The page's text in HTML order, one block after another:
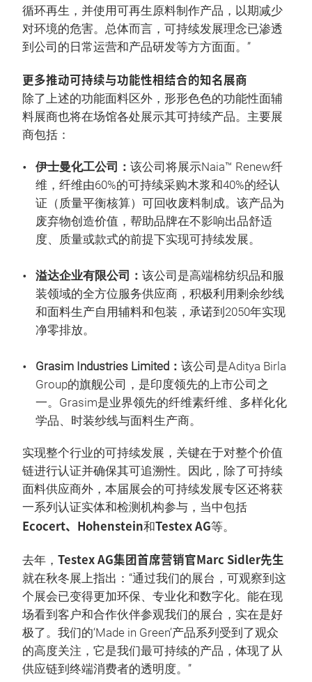
循环再生，并使用可再生原料制作产品，以期减少
对环境的危害。总体而言，可持续发展理念已渗透
到公司的日常运营和产品研发等方方面面。”
更多推动可持续与功能性相结合的知名展商
除了上述的功能面料区外，形形色色的功能性面辅
料展商也将在场馆各处展示其可持续产品。主要展
商包括：
伊士曼化工公司： 该公司将展示Naia™ Renew纤
维，纤维由60%的可持续采购木浆和40%的经认
证（质量平衡核算）可回收废料制成。该产品为
废弃物创造价值，帮助品牌在不影响出品舒适
度、质量或款式的前提下实现可持续发展。
溢达企业有限公司： 该公司是高端棉纺织品和服
装领域的全方位服务供应商，积极利用剩余纱线
和面料生产自用辅料和包装，承诺到2050年实现
净零排放。
Grasim Industries Limited： 该公司是Aditya Birla
Group的旗舰公司，是印度领先的上市公司之
一。Grasim是业界领先的纤维素纤维、多样化化
学品、时装纱线与面料生产商。
实现整个行业的可持续发展，关键在于对整个价值
链进行认证并确保其可追溯性。因此，除了可持续
面料供应商外，本届展会的可持续发展专区还将获
一系列认证实体和检测机构参与，当中包括
Ecocert、Hohenstein和Testex AG等。
去年， Testex AG集团首席营销官Marc Sidler先生
就在秋冬展上指出：“通过我们的展台，可观察到这
个展会已变得更加环保、专业化和数字化。能在现
场看到客户和合作伙伴参观我们的展台，实在是好
极了。我们的‘Made in Green’产品系列受到了观众
的高度关注，它是我们最可持续的产品，体现了从
供应链到终端消费者的透明度。”